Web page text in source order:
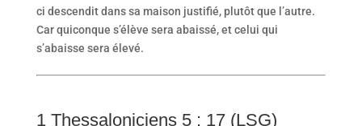
ci descendit dans sa maison justifié, plutôt que l’autre.
Car quiconque s’élève sera abaissé, et celui qui
s’abaisse sera élevé.
1 Thessaloniciens 5 : 17 (LSG)